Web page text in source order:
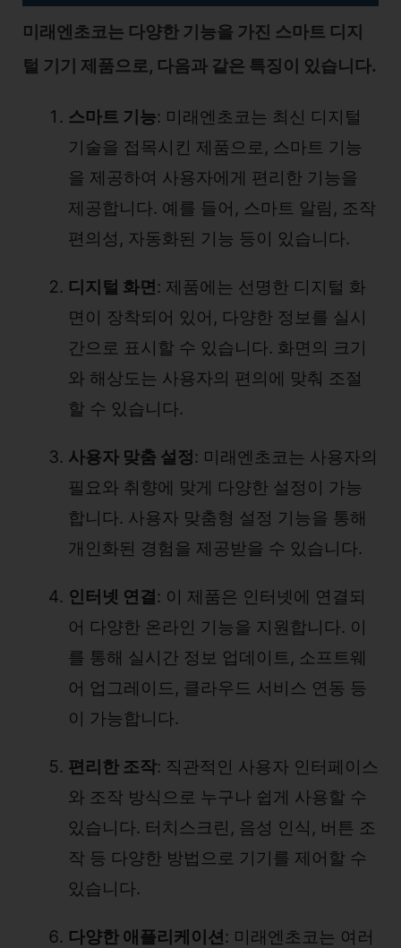
미래엔초코는 다양한 기능을 가진 스마트 디지
털 기기 제품으로, 다음과 같은 특징이 있습니다.
스마트 기능: 미래엔초코는 최신 디지털
기술을 접목시킨 제품으로, 스마트 기능
을 제공하여 사용자에게 편리한 기능을
제공합니다. 예를 들어, 스마트 알림, 조작
편의성, 자동화된 기능 등이 있습니다.
디지털 화면: 제품에는 선명한 디지털 화
면이 장착되어 있어, 다양한 정보를 실시
간으로 표시할 수 있습니다. 화면의 크기
와 해상도는 사용자의 편의에 맞춰 조절
할 수 있습니다.
사용자 맞춤 설정: 미래엔초코는 사용자의
필요와 취향에 맞게 다양한 설정이 가능
합니다. 사용자 맞춤형 설정 기능을 통해
개인화된 경험을 제공받을 수 있습니다.
인터넷 연결: 이 제품은 인터넷에 연결되
어 다양한 온라인 기능을 지원합니다. 이
를 통해 실시간 정보 업데이트, 소프트웨
어 업그레이드, 클라우드 서비스 연동 등
이 가능합니다.
편리한 조작: 직관적인 사용자 인터페이스
와 조작 방식으로 누구나 쉽게 사용할 수
있습니다. 터치스크린, 음성 인식, 버튼 조
작 등 다양한 방법으로 기기를 제어할 수
있습니다.
다양한 애플리케이션: 미래엔초코는 여러